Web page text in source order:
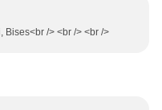
Bises<br /> <br /> <br />